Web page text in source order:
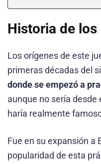
Historia de
Los orígenes de este
primeras décadas del
donde se empezó a
aunque no sería desde
haría realmente
Fue en su expansión a
popularidad de esta